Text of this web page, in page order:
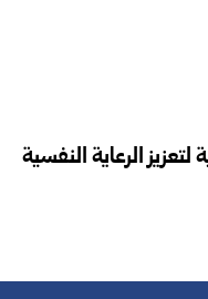
الرعاية النفسية